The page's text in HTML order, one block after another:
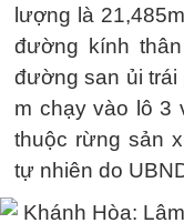
lượng là
đường kính
đường san ủi trái
m chạy vào lô 3
thuộc rừng sản
tự nhiên do